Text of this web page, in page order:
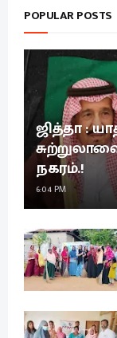
POPULAR POSTS
ஜித்தா :
நகரம்.!
6:04 PM